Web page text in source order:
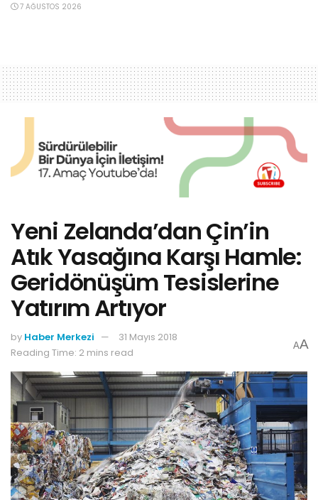
7 AĞUSTOS 2026
Yeni Zelanda’dan Çin’in
Atık Yasağına Karşı Hamle:
Geridönüşüm Tesislerine
Yatırım Artıyor
by Haber Merkezi
31 Mayıs 2018
Reading Time: 2 mins read
AA